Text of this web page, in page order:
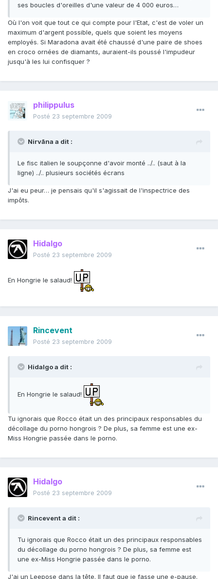
ses boucles d'oreilles d'une valeur de 4 000 euros…
Où l'on voit que tout ce qui compte pour l'Etat, c'est de voler un
maximum d'argent possible, quels que soient les moyens
employés. Si Maradona avait été chaussé d'une paire de shoes
en croco ornées de diamants, auraient-ils poussé l'impudeur
jusqu'à les lui confisquer ?
philippulus
Posté 23 septembre 2009
Nirvāna a dit :
Le fisc italien le soupçonne d'avoir monté ../.. (saut à la
ligne) ../.. plusieurs sociétés écrans
J'ai eu peur… je pensais qu'il s'agissait de l'inspectrice des
impôts.
Hidalgo
Posté 23 septembre 2009
En Hongrie le salaud!
Rincevent
Posté 23 septembre 2009
Hidalgo a dit :
En Hongrie le salaud!
Tu ignorais que Rocco était un des principaux responsables du
décollage du porno hongrois ? De plus, sa femme est une ex-
Miss Hongrie passée dans le porno.
Hidalgo
Posté 23 septembre 2009
Rincevent a dit :
Tu ignorais que Rocco était un des principaux responsables
du décollage du porno hongrois ? De plus, sa femme est
une ex-Miss Hongrie passée dans le porno.
J'ai un Leepose dans la tête. Il faut que je fasse une e-pause.